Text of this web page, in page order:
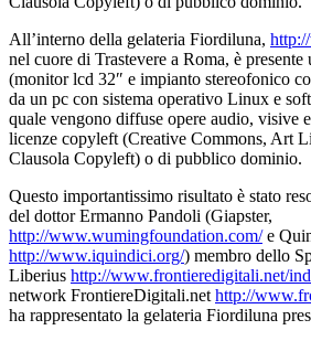
All’interno della gelateria Fiordiluna,
nel cuore di Trastevere a Roma, è
(monitor lcd 32″ e impianto stereofonico
da un pc con sistema operativo Linux e
quale vengono diffuse opere audio, visive
licenze copyleft (Creative Commons, Art
Clausola Copyleft) o di pubblico dominio.
Questo importantissimo risultato è stato
del dottor Ermanno Pandoli (Giapster,
http://www.wumingfoundation.com/e
http://www.iquindici.org/) membro dello
Liberius http://www.frontieredigitali.net/
network FrontiereDigitali.net http://
ha rappresentato la gelateria Fiordiluna